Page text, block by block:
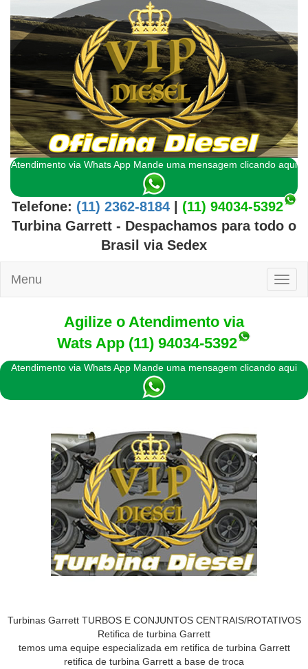
Atendimento via Whats App Mande uma mensagem clicando aqui
Telefone: (11) 2362-8184| (11) 94034-5392
Turbina Garrett - Despachamos para todo o
Brasil via Sedex
Menu
Agilize o Atendimento via
Wats App (11) 94034-5392
Atendimento via Whats App Mande uma mensagem clicando aqui
Turbinas Garrett TURBOS E CONJUNTOS CENTRAIS/ROTATIVOS
Retifica de turbina Garrett
temos uma equipe especializada em retifica de turbina Garrett
retifica de turbina Garrett a base de troca